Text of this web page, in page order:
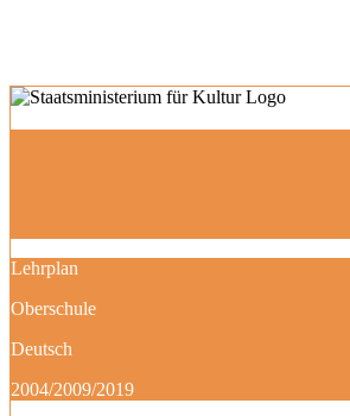
Lehrplan
Oberschule
Deutsch
2004/2009/2019